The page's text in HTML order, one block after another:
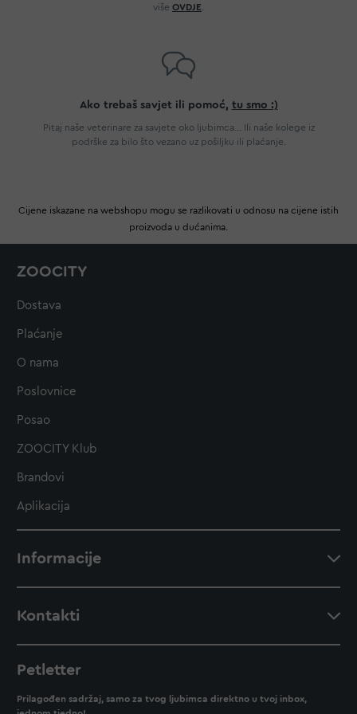
više OVDJE
Ako trebaš savjet ili pomoć, tu smo :)
Pitaj naše veterinare za savjete oko ljubimca... Ili naše kolege iz
podrške za bilo što vezano uz pošiljku ili plaćanje.
Cijene iskazane na webshopu mogu se razlikovati u odnosu na cijene istih
proizvoda u dućanima.
ZOOCITY
Dostava
Plaćanje
O nama
Poslovnice
Posao
ZOOCITY Klub
Brandovi
Aplikacija
Informacije
Kontakti
Petletter
Prilagođen sadržaj, samo za tvog ljubimca direktno u tvoj inbox,